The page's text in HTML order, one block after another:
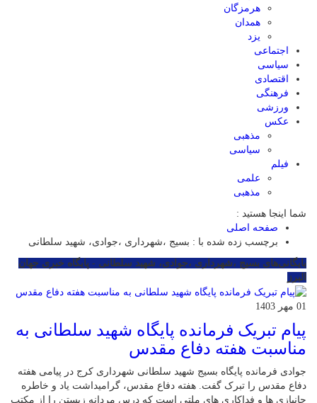
هرمزگان
همدان
یزد
اجتماعی
سیاسی
اقتصادی
فرهنگی
ورزشی
عکس
مذهبی
سیاسی
فیلم
علمی
مذهبی
شما اینجا هستید :
صفحه اصلی
برچسب زده شده با : بسیج ،شهرداری ،جوادی، شهید سلطانی
بایگانی‌های بسیج ،شهرداری ،جوادی، شهید سلطانی - پایگاه خبری جهان
البرز
01 مهر 1403
پیام تبریک فرمانده پایگاه شهید سلطانی به
مناسبت هفته دفاع مقدس
جوادی فرمانده پایگاه بسیج شهید سلطانی شهرداری کرج در پیامی هفته
دفاع مقدس را تبرک گفت. هفته دفاع مقدس، گرامیداشت یاد و خاطره
جانبازی ها و فداکاری های ملتی است که درس مردانه زیستن را از مکتب